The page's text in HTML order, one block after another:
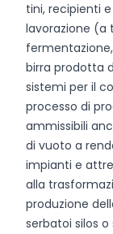
tini, recipienti
lavorazione (a
birra prodotta
sistemi per il
processo di
ammissibili
di vuoto a
impianti e
alla
produzione
serbatoi silos